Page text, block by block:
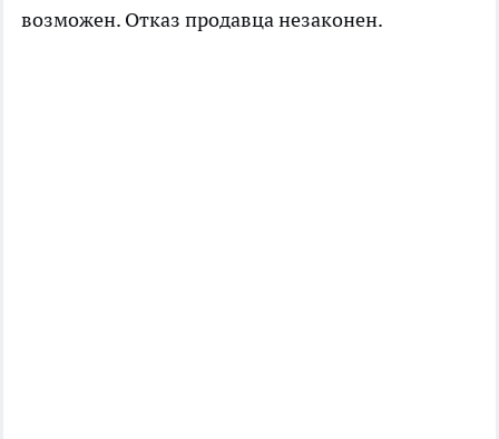
возможен. Отказ продавца незаконен.